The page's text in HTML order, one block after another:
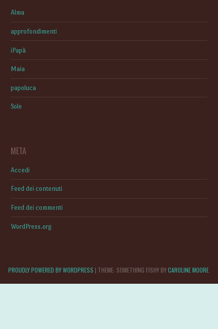
Alma
approfondimenti
iPapà
Maia
papoluca
Sole
META
Accedi
Feed dei contenuti
Feed dei commenti
WordPress.org
PROUDLY POWERED BY WORDPRESS | THEME: SOMETHING FISHY BYCAROLINE MOORE.